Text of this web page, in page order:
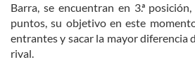
Barra, se encuentran en 3.ª
puntos, su objetivo en este
entrantes y sacar la mayor diferencia
rival.